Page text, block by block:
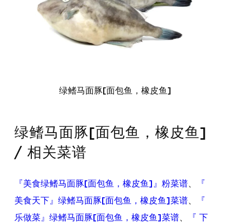
绿鳍马面豚[面包鱼，橡皮鱼]
绿鳍马面豚[面包鱼，橡皮鱼]
/ 相关菜谱
『美食绿鳍马面豚[面包鱼，橡皮鱼]』粉菜谱、
『
美食天下』绿鳍马面豚[面包鱼，橡皮鱼]菜谱、
『
乐做菜』绿鳍马面豚[面包鱼，橡皮鱼]菜谱、
『 下